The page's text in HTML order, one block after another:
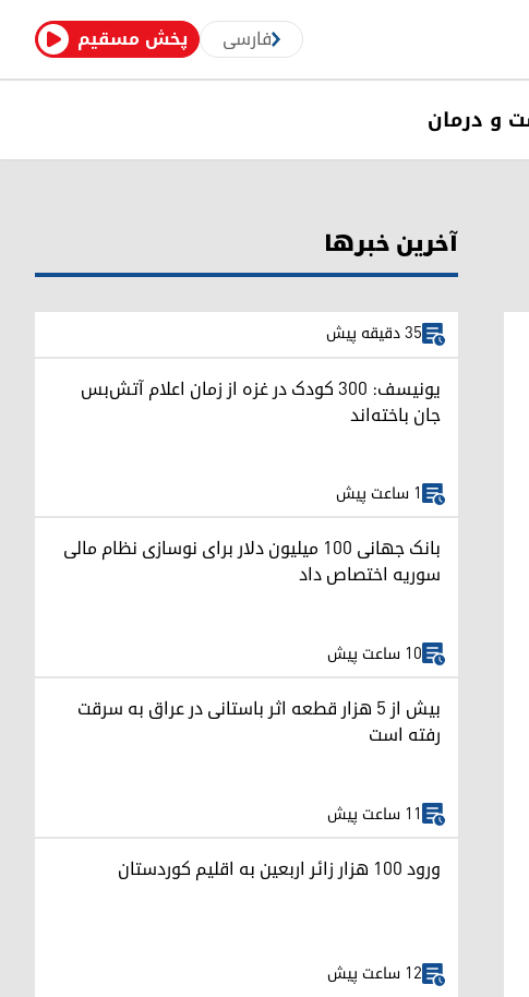
پخش مسقیم فارسی
و درمان
آخرین خبرها
35 دقیقه پیش
یونیسف: ۳۰۰ کودک در غزه از زمان اعلام آتش‌بس
جان باخته‌اند
1 ساعت پیش
بانک جهانی ۱۰۰ میلیون دلار برای نوسازی نظام مالی
سوریه اختصاص داد
10 ساعت پیش
بیش از ۵ هزار قطعه اثر باستانی در عراق به سرقت
رفته است
11 ساعت پیش
ورود ۱۰۰ هزار زائر اربعین به اقلیم کوردستان
12 ساعت پیش